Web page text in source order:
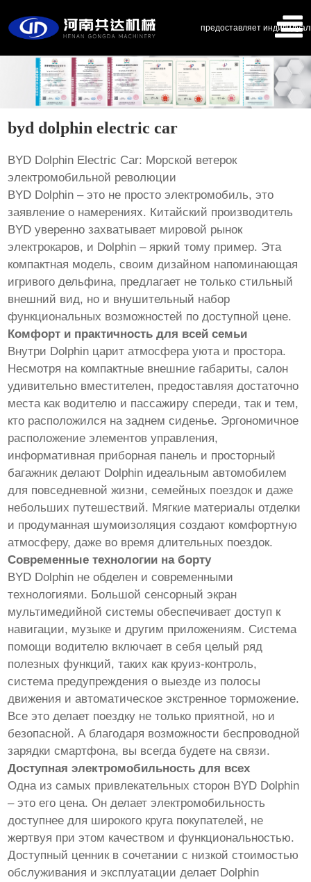
предоставляет
byd dolphin electric car
BYD Dolphin Electric Car: Морской ветерок
электромобильной революции
BYD Dolphin – это не просто электромобиль, это
заявление о намерениях. Китайский производитель
BYD уверенно захватывает мировой рынок
электрокаров, и Dolphin – яркий тому пример. Эта
компактная модель, своим дизайном напоминающая
игривого дельфина, предлагает не только стильный
внешний вид, но и внушительный набор
функциональных возможностей по доступной цене.
Комфорт и практичность для всей семьи
Внутри Dolphin царит атмосфера уюта и простора.
Несмотря на компактные внешние габариты, салон
удивительно вместителен, предоставляя достаточно
места как водителю и пассажиру спереди, так и тем,
кто расположился на заднем сиденье. Эргономичное
расположение элементов управления,
информативная приборная панель и просторный
багажник делают Dolphin идеальным автомобилем
для повседневной жизни, семейных поездок и даже
небольших путешествий. Мягкие материалы отделки
и продуманная шумоизоляция создают комфортную
атмосферу, даже во время длительных поездок.
Современные технологии на борту
BYD Dolphin не обделен и современными
технологиями. Большой сенсорный экран
мультимедийной системы обеспечивает доступ к
навигации, музыке и другим приложениям. Система
помощи водителю включает в себя целый ряд
полезных функций, таких как круиз-контроль,
система предупреждения о выезде из полосы
движения и автоматическое экстренное торможение.
Все это делает поездку не только приятной, но и
безопасной. А благодаря возможности беспроводной
зарядки смартфона, вы всегда будете на связи.
Доступная электромобильность для всех
Одна из самых привлекательных сторон BYD Dolphin
– это его цена. Он делает электромобильность
доступнее для широкого круга покупателей, не
жертвуя при этом качеством и функциональностью.
Доступный ценник в сочетании с низкой стоимостью
обслуживания и эксплуатации делает Dolphin